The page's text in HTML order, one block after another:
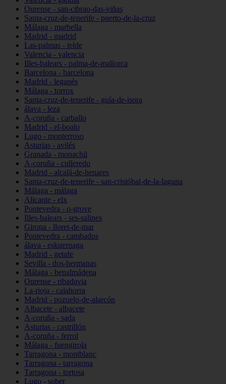
Ourense - san-cibrao-das-viñas
Santa-cruz-de-tenerife - puerto-de-la-cruz
Málaga - marbella
Madrid - madrid
Las-palmas - telde
Valencia - valencia
Illes-balears - palma-de-mallorca
Barcelona - barcelona
Madrid - leganés
Málaga - torrox
Santa-cruz-de-tenerife - guía-de-isora
álava - leza
A-coruña - carballo
Madrid - el-boalo
Lugo - monterroso
Asturias - avilés
Granada - monachil
A-coruña - culleredo
Madrid - alcalá-de-henares
Santa-cruz-de-tenerife - san-cristóbal-de-la-laguna
Málaga - málaga
Alicante - elx
Pontevedra - o-grove
Illes-balears - ses-salines
Girona - lloret-de-mar
Pontevedra - cambados
álava - eskuernaga
Madrid - getafe
Sevilla - dos-hermanas
Málaga - benalmádena
Ourense - ribadavia
La-rioja - calahorra
Madrid - pozuelo-de-alarcón
Albacete - albacete
A-coruña - sada
Asturias - castrillón
A-coruña - ferrol
Málaga - fuengirola
Tarragona - montblanc
Tarragona - tarragona
Tarragona - tortosa
Lugo - sober